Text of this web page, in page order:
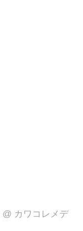
@ カワコレメデ